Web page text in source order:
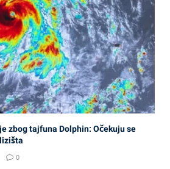
zbog tajfuna Dolphin: Očekuju se
0